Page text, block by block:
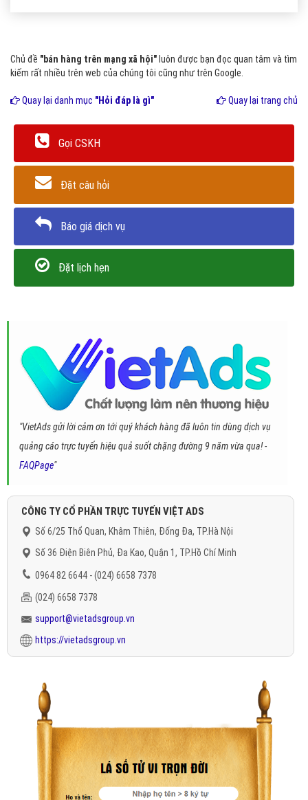
Chủ đề "bán hàng trên mạng xã hội" luôn được bạn đọc quan tâm và tìm
kiếm rất nhiều trên web của chúng tôi cũng như trên Google.
Quay lại danh mục "Hỏi đáp là gì" Quay lại trang chủ
Gọi CSKH
Đặt câu hỏi
Báo giá dịch vụ
Đặt lịch hẹn
"VietAds gửi lời cảm ơn tới quý khách hàng đã luôn tin dùng dịch vụ
quảng cáo trực tuyến hiệu quả suốt chặng đường 9 năm vừa qua! -
FAQPage"
CÔNG TY CỔ PHẦN TRỰC TUYẾN VIỆT ADS
Số 6/25 Thổ Quan, Khâm Thiên, Đống Đa, TP.Hà Nội
Số 36 Điện Biên Phủ, Đa Kao, Quận 1, TP.Hồ Chí Minh
0964 82 6644 - (024) 6658 7378
(024) 6658 7378
support@vietadsgroup.vn
https://vietadsgroup.vn